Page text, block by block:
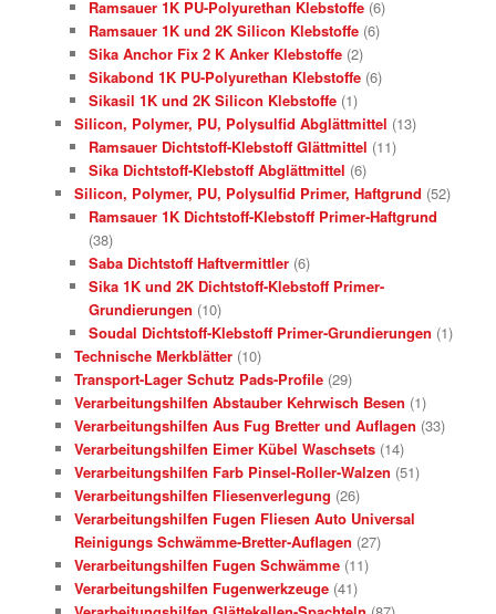
Ramsauer 1K PU-Polyurethan Klebstoffe (6)
Ramsauer 1K und 2K Silicon Klebstoffe (6)
Sika Anchor Fix 2 K Anker Klebstoffe (2)
Sikabond 1K PU-Polyurethan Klebstoffe (6)
Sikasil 1K und 2K Silicon Klebstoffe (1)
Silicon, Polymer, PU, Polysulfid Abglättmittel (13)
Ramsauer Dichtstoff-Klebstoff Glättmittel (11)
Sika Dichtstoff-Klebstoff Abglättmittel (6)
Silicon, Polymer, PU, Polysulfid Primer, Haftgrund (52)
Ramsauer 1K Dichtstoff-Klebstoff Primer-Haftgrund
(38)
Saba Dichtstoff Haftvermittler (6)
Sika 1K und 2K Dichtstoff-Klebstoff Primer-
Grundierungen (10)
Soudal Dichtstoff-Klebstoff Primer-Grundierungen (1)
Technische Merkblätter (10)
Transport-Lager Schutz Pads-Profile (29)
Verarbeitungshilfen Abstauber Kehrwisch Besen (1)
Verarbeitungshilfen Aus Fug Bretter und Auflagen (33)
Verarbeitungshilfen Eimer Kübel Waschsets (14)
Verarbeitungshilfen Farb Pinsel-Roller-Walzen (51)
Verarbeitungshilfen Fliesenverlegung (26)
Verarbeitungshilfen Fugen Fliesen Auto Universal
Reinigungs Schwämme-Bretter-Auflagen (27)
Verarbeitungshilfen Fugen Schwämme (11)
Verarbeitungshilfen Fugenwerkzeuge (41)